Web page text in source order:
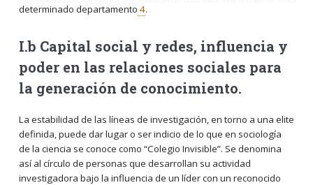
determinado departamento 4.
I.b Capital social y redes, influencia y
poder en las relaciones sociales para
la generación de conocimiento.
La estabilidad de las líneas de investigación, en torno a una elite
definida, puede dar lugar o ser indicio de lo que en sociología
de la ciencia se conoce como “Colegio Invisible”. Se denomina
así al círculo de personas que desarrollan su actividad
investigadora bajo la influencia de un líder con un reconocido